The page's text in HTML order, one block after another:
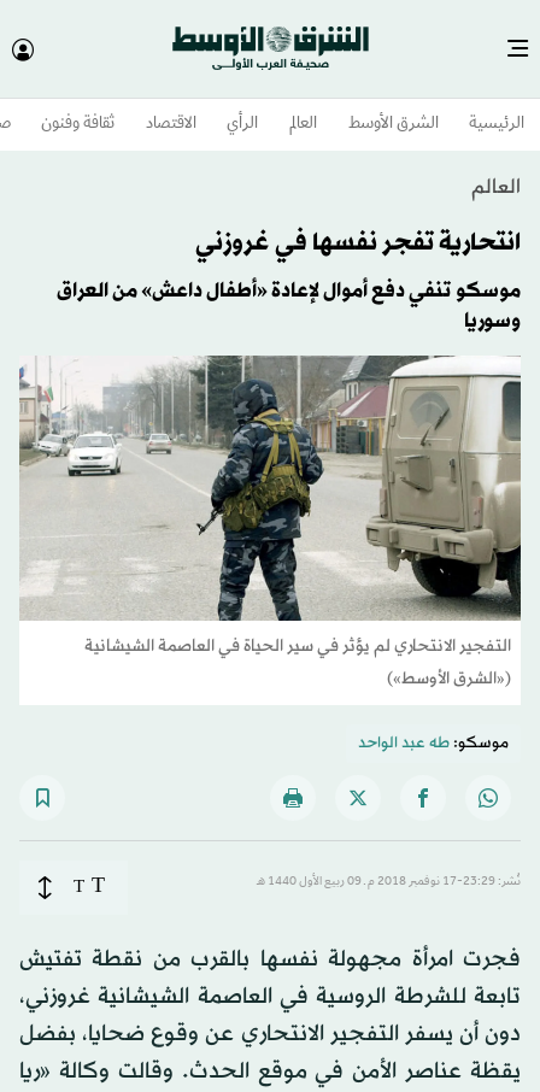
الرئيسية الشرق الأوسط​ العالم الرأي الاقتصاد ثقافة وفنون
العالم
انتحارية تفجر نفسها في غروزني
موسكو تنفي دفع أموال لإعادة «أطفال داعش» من العراق
وسوريا
التفجير الانتحاري لم يؤثر في سير الحياة في العاصمة الشيشانية
(«الشرق الأوسط»)
موسكو:طه عبد الواحد
نُشر: 23:29-17 نوفمبر 2018 م ـ 09 ربيع الأول 1440 هـ T
T
فجرت امرأة مجهولة نفسها بالقرب من نقطة تفتيش
تابعة للشرطة الروسية في العاصمة الشيشانية غروزني،
دون أن يسفر التفجير الانتحاري عن وقوع ضحايا، بفضل
يقظة عناصر الأمن في موقع الحدث. وقالت وكالة «ريا